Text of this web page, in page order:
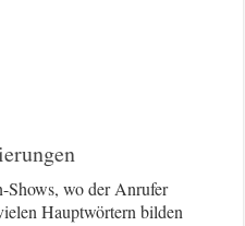
Shows, wo der Anrufer
Hauptwörtern bilden